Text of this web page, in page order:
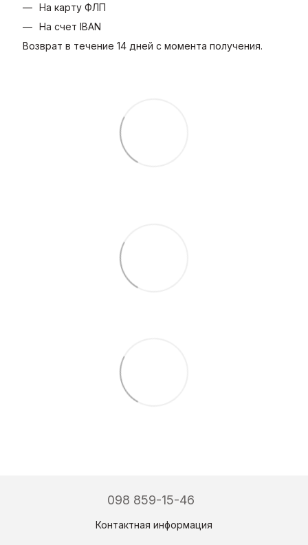
На карту ФЛП
На счет IBAN
Возврат в течение 14 дней с момента получения.
098 859-15-46
Контактная информация